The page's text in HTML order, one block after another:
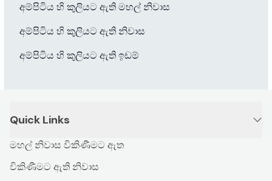
අම්පිටිය හි කුලියට ඇති මහල් නිවාස
අම්පිටිය හි කුලියට ඇති නිවාස
අම්පිටිය හි කුලියට ඇති ඉඩම්
Quick Links
මහල් නිවාස විකිණීමට ඇත
විකිණීමට ඇති නිවාස